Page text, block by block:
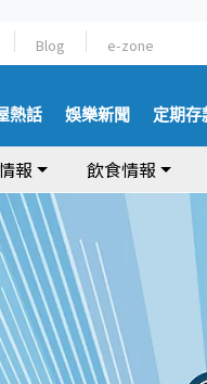
Blog e-zone
熱話 娛樂新聞 定期存
報 飲食情報